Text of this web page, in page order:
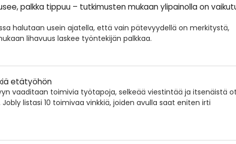
palkka tippuu – tutkimusten mukaan ylipainolla on
halutaan usein ajatella, että vain pätevyydellä on merkitystä,
lihavuus laskee työntekijän palkkaa.
etätyöhön
vaaditaan toimivia työtapoja, selkeää viestintää ja itsenäistä
listasi 10 toimivaa vinkkiä, joiden avulla saat eniten irti